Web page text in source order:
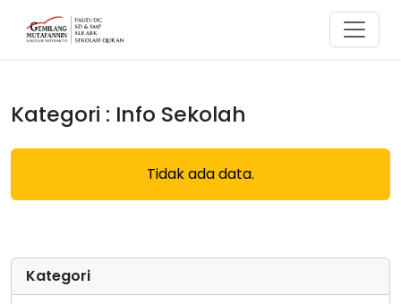
Kategori : Info Sekolah
Tidak ada data.
Kategori